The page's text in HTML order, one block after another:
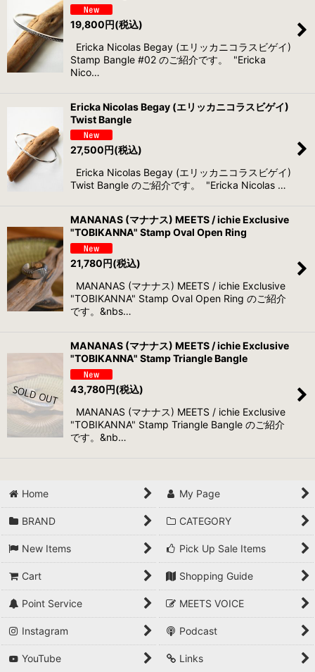
19,800円(税込)
Ericka Nicolas Begay (エリッカニコラスビゲイ)
Stamp Bangle #02 のご紹介です。 "Ericka
Nico…
Ericka Nicolas Begay (エリッカニコラスビゲイ)
Twist Bangle
27,500円(税込)
Ericka Nicolas Begay (エリッカニコラスビゲイ)
Twist Bangle のご紹介です。 "Ericka Nicolas …
MANANAS (マナナス) MEETS / ichie Exclusive
"TOBIKANNA" Stamp Oval Open Ring
21,780円(税込)
MANANAS (マナナス) MEETS / ichie Exclusive
"TOBIKANNA" Stamp Oval Open Ring のご紹介
です。&nbs…
MANANAS (マナナス) MEETS / ichie Exclusive
"TOBIKANNA" Stamp Triangle Bangle
43,780円(税込)
MANANAS (マナナス) MEETS / ichie Exclusive
"TOBIKANNA" Stamp Triangle Bangle のご紹介
です。&nb…
Home My Page
BRAND CATEGORY
New Items Pick Up Sale Items
Cart Shopping Guide
Point Service MEETS VOICE
Instagram Podcast
YouTube Links